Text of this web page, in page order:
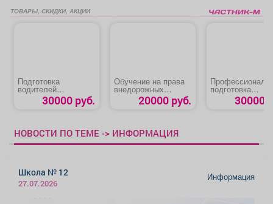
ТОВАРЫ, СКИДКИ, АКЦИИ
Подготовка
водителей
карьерного
самосвала30000 руб.
Обучение на права
внедорожных
мототранспортных
средств категории AI
20000 руб.
подготовка
«Машинист
установки»
30000
НОВОСТИ ПО ТЕМЕ -> ИНФОРМАЦИЯ
Школа № 12
27.07.2026
Информация